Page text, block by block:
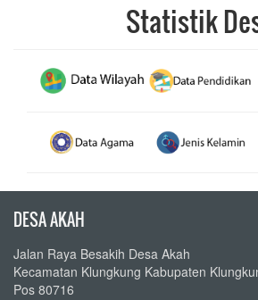
Statistik
DESA AKAH
Jalan Raya Besakih Desa Akah
Kecamatan Klungkung Kabupaten
Pos 80716